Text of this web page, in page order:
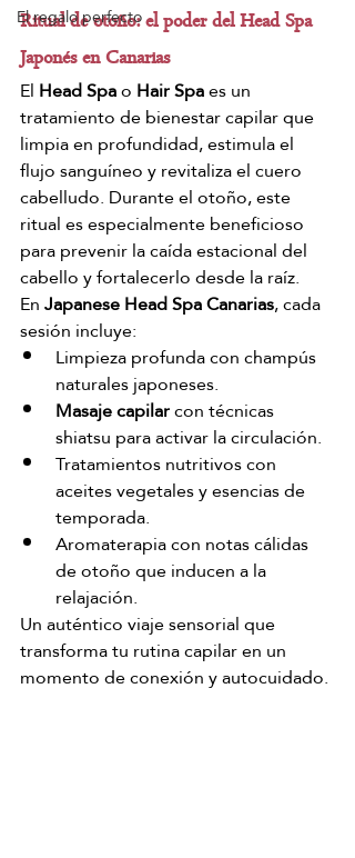
El regalo perfecto
Ritual de otoño: el poder del Head Spa
Japonés en Canarias
El Head Spa o Hair Spa es un
tratamiento de bienestar capilar que
limpia en profundidad, estimula el
flujo sanguíneo y revitaliza el cuero
cabelludo. Durante el otoño, este
ritual es especialmente beneficioso
para prevenir la caída estacional del
cabello y fortalecerlo desde la raíz.
En Japanese Head Spa Canarias, cada
sesión incluye:
Limpieza profunda con champús
naturales japoneses.
Masaje capilar con técnicas
shiatsu para activar la circulación.
Tratamientos nutritivos con
aceites vegetales y esencias de
temporada.
Aromaterapia con notas cálidas
de otoño que inducen a la
relajación.
Un auténtico viaje sensorial que
transforma tu rutina capilar en un
momento de conexión y autocuidado.